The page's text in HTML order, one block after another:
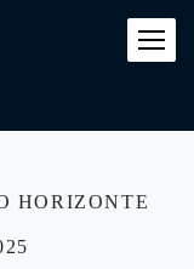
HORIZONTE